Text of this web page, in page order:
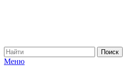
Меню